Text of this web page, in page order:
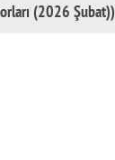
(2026 Şubat))